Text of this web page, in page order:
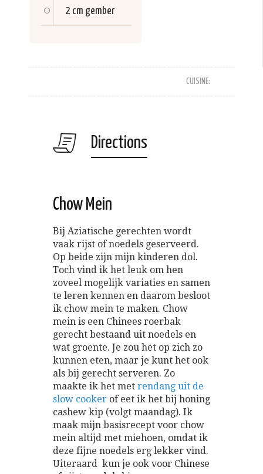
2 cm gember
CUISINE:
Directions
Chow Mein
Bij Aziatische gerechten wordt
vaak rijst of noedels geserveerd.
Op beide zijn mijn kinderen dol.
Toch vind ik het leuk om hen
zoveel mogelijk variaties en samen
te leren kennen en daarom besloot
ik chow mein te maken. Chow
mein is een Chinees roerbak
gerecht bestaand uit noedels en
wat groente. Je zou het op zich zo
kunnen eten, maar je kunt het ook
als bij gerecht serveren. Zo
maakte ik het met rendang uit de
slow cooker of eet ik het bij honing
cashew kip (volgt maandag). Ik
maak mijn basisrecept voor chow
mein altijd met miehoen, omdat ik
deze fijne noedels erg lekker vind.
Uiteraard kun je ook voor Chinese